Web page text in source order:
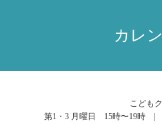
カレ
こども
第1・3 月曜日 15時〜19時 |